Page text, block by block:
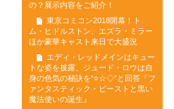
の？展示内容をご紹介！
東京コミコン2018開幕！ト
ム・ヒドルストン、エズラ・ミラー
ほか豪華キャスト来日で大盛況
エディ・レッドメインはキュー
トな姿を披露、ジュード・ロウは自
身の色気の秘訣を“○☆◇”と回答『フ
ァンタスティック・ビーストと黒い
魔法使いの誕生』